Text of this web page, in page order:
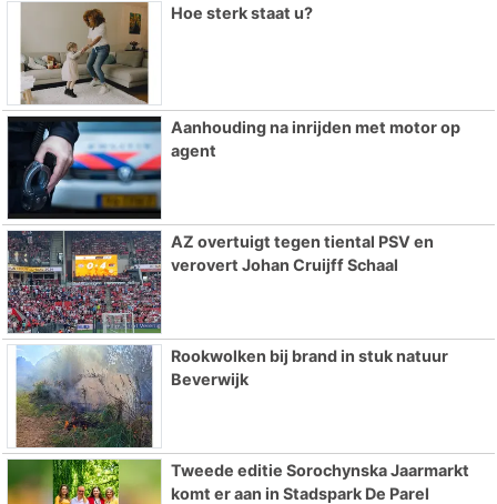
Hoe sterk staat u?
Aanhouding na inrijden met motor op
agent
AZ overtuigt tegen tiental PSV en
verovert Johan Cruijff Schaal
Rookwolken bij brand in stuk natuur
Beverwijk
Tweede editie Sorochynska Jaarmarkt
komt er aan in Stadspark De Parel